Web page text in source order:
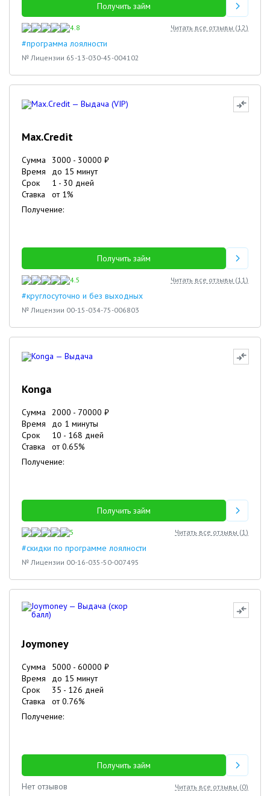
Получить займ
4.8 Читать все отзывы (12)
#программа лоялности
№ Лицензии 65-13-030-45-004102
Max.Credit
Сумма 3000 - 30000 ₽
Время
до 15 минут
Срок
1 - 30 дней
Ставка
от 1%
Получение:
Получить займ
4.5 Читать все отзывы (11)
#круглосуточно и без выходных
№ Лицензии 00-15-034-75-006803
Konga
Сумма 2000 - 70000 ₽
Время
до 1 минуты
Срок
10 - 168 дней
Ставка
от0.65%
Получение:
Получить займ
5 Читать все отзывы (1)
#скидки по программе лоялности
№ Лицензии 00-16-035-50-007495
Joymoney
Сумма 5000 - 60000 ₽
Время
до 15 минут
Срок
35 - 126 дней
Ставка
от0.76%
Получение:
Получить займ
Нет отзывов
Читать все отзывы (0)